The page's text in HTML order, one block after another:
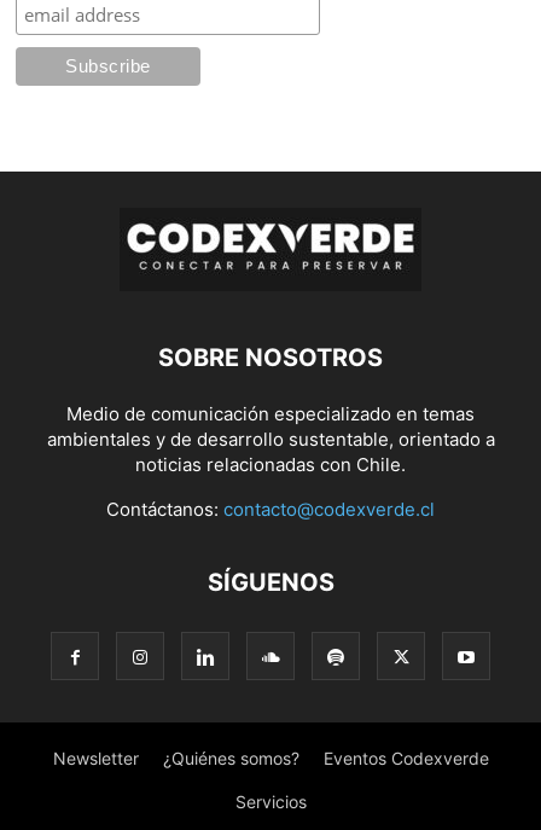
SOBRE NOSOTROS
Medio de comunicación especializado en temas
ambientales y de desarrollo sustentable, orientado a
noticias relacionadas con Chile.
Contáctanos: contacto@codexverde.cl
SÍGUENOS
Newsletter ¿Quiénes somos? Eventos Codexverde
Servicios